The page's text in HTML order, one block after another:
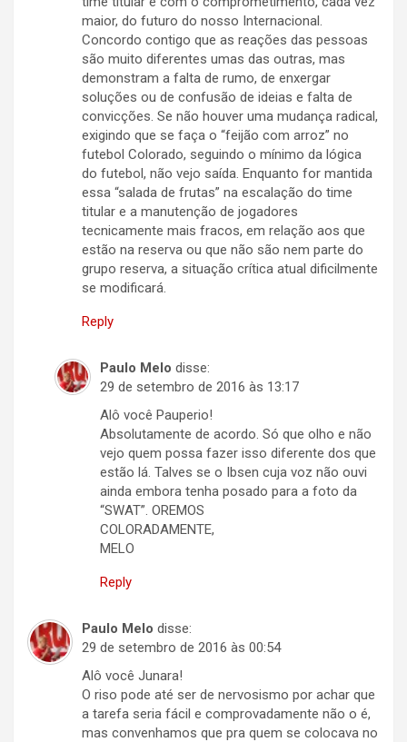
maior, do futuro do nosso Internacional.
Concordo contigo que as reações das pessoas
são muito diferentes umas das outras, mas
demonstram a falta de rumo, de enxergar
soluções ou de confusão de ideias e falta de
convicções. Se não houver uma mudança radical,
exigindo que se faça o “feijão com arroz” no
futebol Colorado, seguindo o mínimo da lógica
do futebol, não vejo saída. Enquanto for mantida
essa “salada de frutas” na escalação do time
titular e a manutenção de jogadores
tecnicamente mais fracos, em relação aos que
estão na reserva ou que não são nem parte do
grupo reserva, a situação crítica atual dificilmente
se modificará.
Reply
Paulo Melo disse:
29 de setembro de 2016 às 13:17
Alô você Pauperio!
Absolutamente de acordo. Só que olho e não
vejo quem possa fazer isso diferente dos que
estão lá. Talves se o Ibsen cuja voz não ouvi
ainda embora tenha posado para a foto da
“SWAT”. OREMOS
COLORADAMENTE,
MELO
Reply
Paulo Melo disse:
29 de setembro de 2016 às 00:54
Alô você Junara!
O riso pode até ser de nervosismo por achar que
a tarefa seria fácil e comprovadamente não o é,
mas convenhamos que pra quem se colocava no